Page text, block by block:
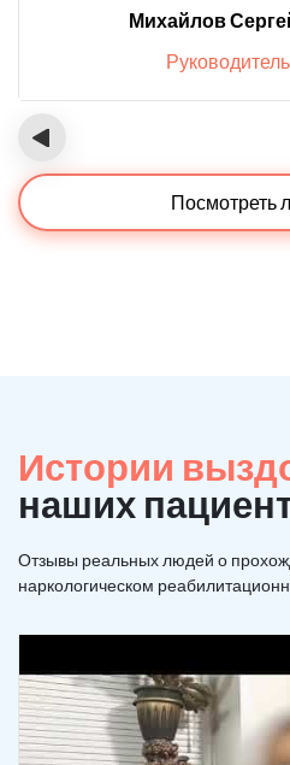
Михайлов
‹
Посмотреть
Истории
наших
Отзывы реальных людей о
наркологическом